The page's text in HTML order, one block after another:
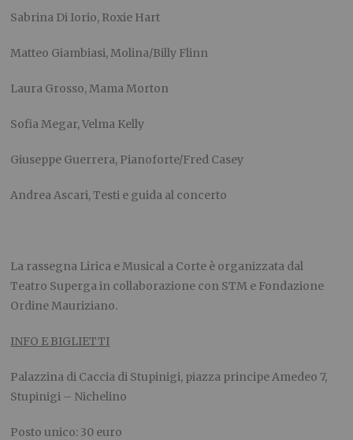
Sabrina Di Iorio, Roxie Hart
Matteo Giambiasi, Molina/Billy Flinn
Laura Grosso, Mama Morton
Sofia Megar, Velma Kelly
Giuseppe Guerrera, Pianoforte/Fred Casey
Andrea Ascari, Testi e guida al concerto
La rassegna Lirica e Musical a Corte è organizzata dal
Teatro Superga in collaborazione con STM e Fondazione
Ordine Mauriziano.
INFO E BIGLIETTI
Palazzina di Caccia di Stupinigi, piazza principe Amedeo 7,
Stupinigi – Nichelino
Posto unico: 30 euro